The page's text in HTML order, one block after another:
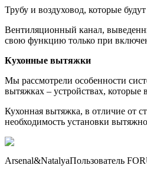
Трубу и воздуховод, которые
Вентиляционный канал,
свою функцию только при
Кухонные вытяжки
Мы рассмотрели особенности
вытяжках – устройствах, которые
Кухонная вытяжка, в отличие от
необходимость установки
Arsenal&NatalyaПользователь